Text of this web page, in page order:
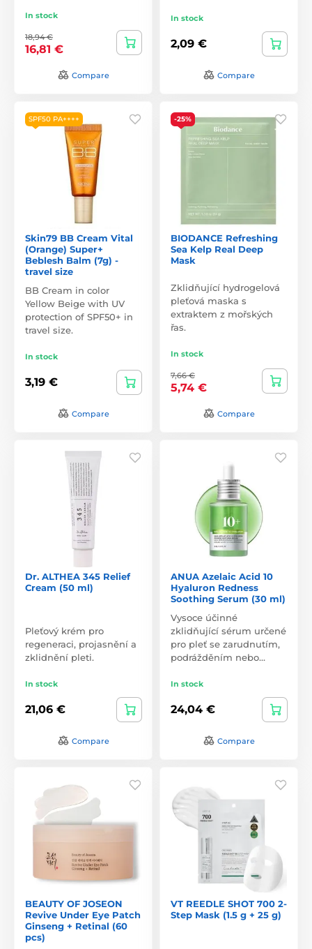
In stock
18,94 €
16,81 €
Compare
In stock
2,09 €
Compare
SPF50 PA++++
Skin79 BB Cream Vital
(Orange) Super+
Beblesh Balm (7g) -
travel size
BB Cream in color
Yellow Beige with UV
protection of SPF50+ in
travel size.
In stock
3,19 €
Compare
-25%
BIODANCE Refreshing
Sea Kelp Real Deep
Mask
Zklidňující hydrogelová
pleťová maska s
extraktem z mořských
řas.
In stock
7,66 €
5,74 €
Compare
Dr. ALTHEA 345 Relief
Cream (50 ml)
Pleťový krém pro
regeneraci, projasnění a
zklidnění pleti.
In stock
21,06 €
Compare
ANUA Azelaic Acid 10
Hyaluron Redness
Soothing Serum (30 ml)
Vysoce účinné
zklidňující sérum určené
pro pleť se zarudnutím,
podrážděním nebo…
In stock
24,04 €
Compare
BEAUTY OF JOSEON
Revive Under Eye Patch
Ginseng + Retinal (60
pcs)
VT REEDLE SHOT 700 2-
Step Mask (1.5 g + 25 g)